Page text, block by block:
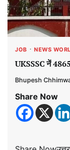
JOB NEWS
UKSSSC नें 4865
Bhupesh
Share Now